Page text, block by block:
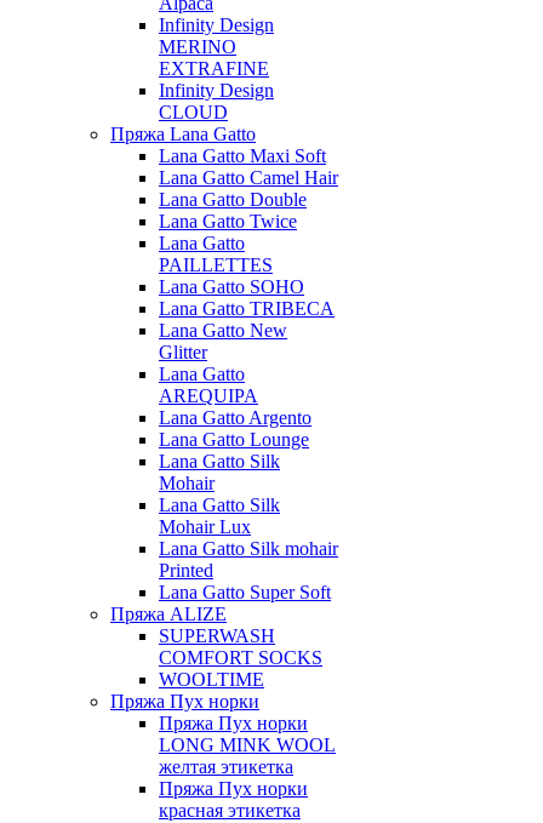
Infinity Design
MERINO
EXTRAFINE
Infinity Design
CLOUD
Пряжа Lana Gatto
Lana Gatto Maxi Soft
Lana Gatto Camel Hair
Lana Gatto Double
Lana Gatto Twice
Lana Gatto
PAILLETTES
Lana Gatto SOHO
Lana Gatto TRIBECA
Lana Gatto New
Glitter
Lana Gatto
AREQUIPA
Lana Gatto Argento
Lana Gatto Lounge
Lana Gatto Silk
Mohair
Lana Gatto Silk
Mohair Lux
Lana Gatto Silk mohair
Printed
Lana Gatto Super Soft
Пряжа ALIZE
SUPERWASH
COMFORT SOCKS
WOOLTIME
Пряжа Пух норки
Пряжа Пух норки
LONG MINK WOOL
желтая этикетка
Пряжа Пух норки
красная этикетка